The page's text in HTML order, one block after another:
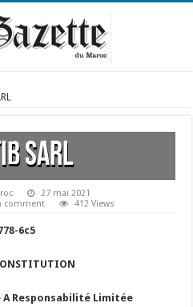
SARL
27 mai 2021
comment 412 Views
6c5
A Responsabilité Limitée